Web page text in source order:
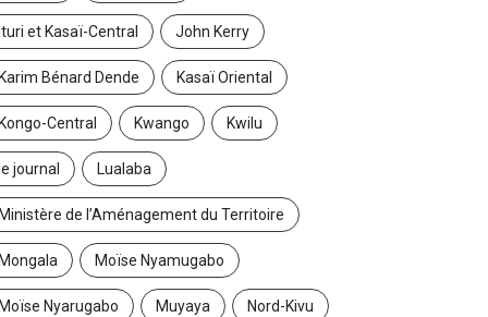
Ituri et Kasaï-Central John Kerry
Karim Bénard Dende Kasaï Oriental
Kongo-Central Kwango Kwilu
le journal Lualaba
Ministère de l’Aménagement du Territoire
Mongala Moïse Nyamugabo
Moïse Nyarugabo Muyaya Nord-Kivu